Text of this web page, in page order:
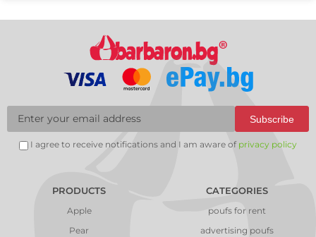
Subscribe
I agree to receive notifications and I am aware of privacy policy
PRODUCTS
Apple
Pear
CATEGORIES
poufs for rent
advertising poufs